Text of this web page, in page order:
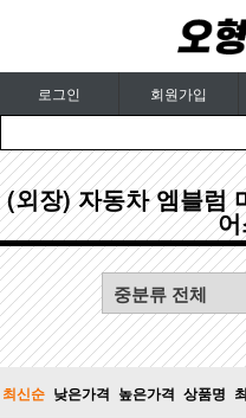
로그인 회원가입
(외장) 자동차 엠블럼
최신순 낮은가격 높은가격 상품명